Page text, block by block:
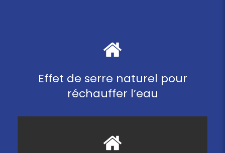
Effet de serre naturel pour
réchauffer l’eau